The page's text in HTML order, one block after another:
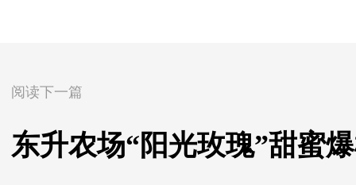
阅读下一篇
东升农场“阳光玫瑰”甜蜜